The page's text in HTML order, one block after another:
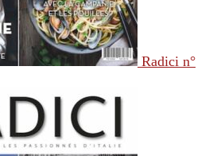
Radici n°